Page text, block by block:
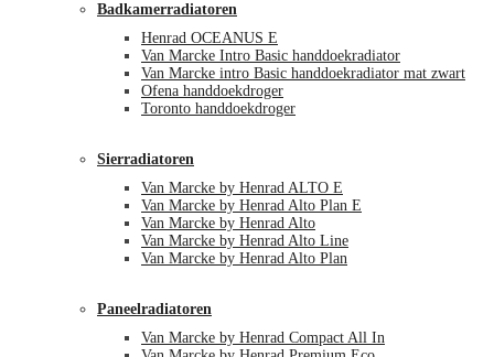
Badkamerradiatoren
Henrad OCEANUS E
Van Marcke Intro Basic handdoekradiator
Van Marcke intro Basic handdoekradiator mat zwart
Ofena handdoekdroger
Toronto handdoekdroger
Sierradiatoren
Van Marcke by Henrad ALTO E
Van Marcke by Henrad Alto Plan E
Van Marcke by Henrad Alto
Van Marcke by Henrad Alto Line
Van Marcke by Henrad Alto Plan
Paneelradiatoren
Van Marcke by Henrad Compact All In